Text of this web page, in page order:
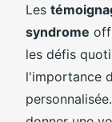
Les
syndrome
les défis
l'importance